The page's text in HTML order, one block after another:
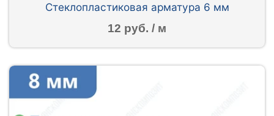
Стеклопластиковая арматура 6 мм
12 руб. / м